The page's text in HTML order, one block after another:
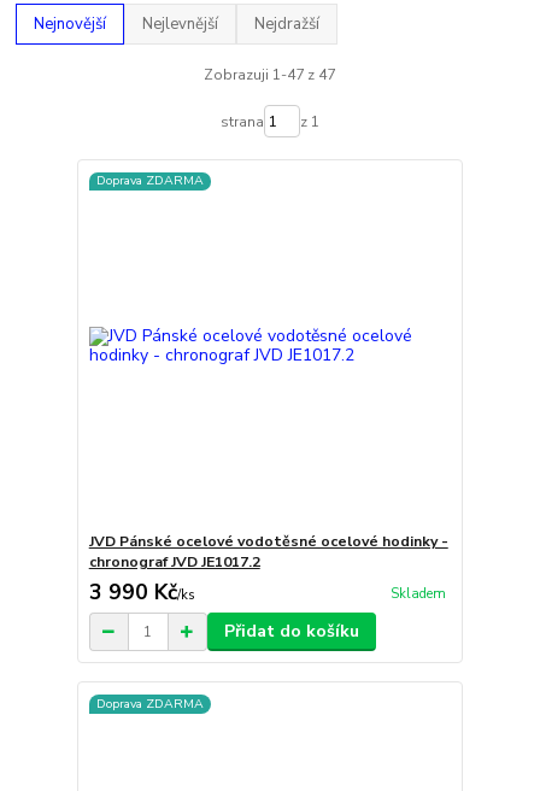
Nejnovější Nejlevnější Nejdražší
Zobrazuji 1-47 z 47
strana z 1
Doprava ZDARMA
JVD Pánské ocelové vodotěsné ocelové hodinky -
chronograf JVD JE1017.2
3 990 Kč/ks Skladem
Přidat do košíku
Doprava ZDARMA